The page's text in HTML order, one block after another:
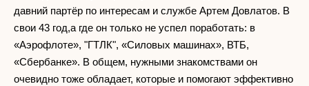
давний партёр по интересам и службе Артем Довлатов. В
свои 43 год,а где он только не успел поработать: в
«Аэрофлоте», "ГТЛК", «Силовых машинах», ВТБ,
«Сбербанке». В общем, нужными знакомствами он
очевидно тоже обладает, которые и помогают эффективно